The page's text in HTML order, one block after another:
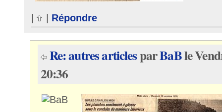
| | Répondre
Re: autres articlesparBaBle
20:36